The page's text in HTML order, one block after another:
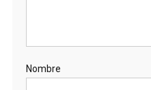
Nombre